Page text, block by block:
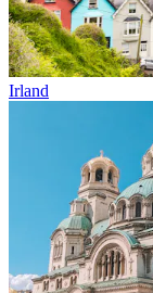
Irland